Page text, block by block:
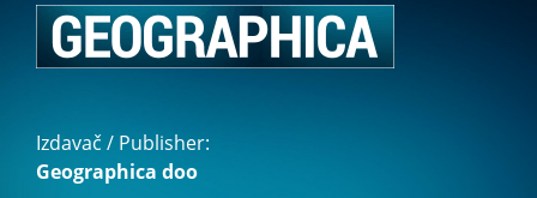
Izdavač / Publisher:
Geographica doo